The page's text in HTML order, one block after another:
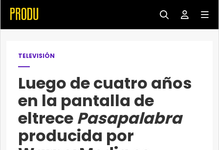
TELEVISIÓN
Luego de cuatro años
en la pantalla de
eltrece Pasapalabra
producida por